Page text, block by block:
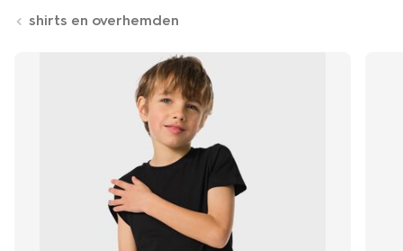
shirts en overhemden